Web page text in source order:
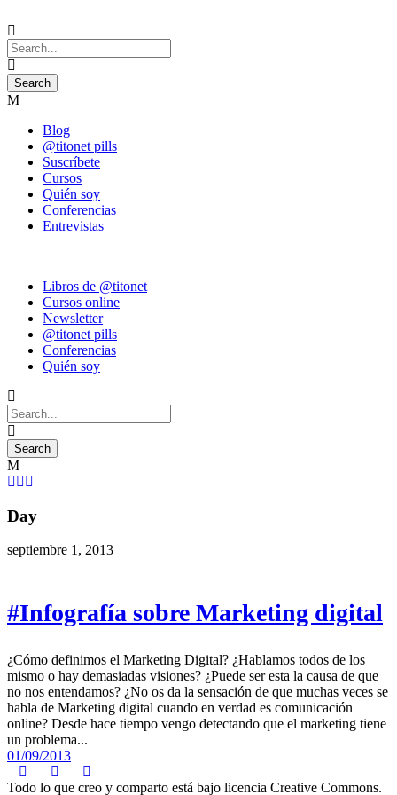
Blog
@titonet pills
Suscríbete
Cursos
Quién soy
Conferencias
Entrevistas
Libros de @titonet
Cursos online
Newsletter
@titonet pills
Conferencias
Quién soy
Day
septiembre 1, 2013
#Infografía sobre Marketing digital
¿Cómo definimos el Marketing Digital? ¿Hablamos todos de los
mismo o hay demasiadas visiones? ¿Puede ser esta la causa de que
no nos entendamos? ¿No os da la sensación de que muchas veces se
habla de Marketing digital cuando en verdad es comunicación
online? Desde hace tiempo vengo detectando que el marketing tiene
un problema...
01/09/2013
Todo lo que creo y comparto está bajo licencia Creative Commons.